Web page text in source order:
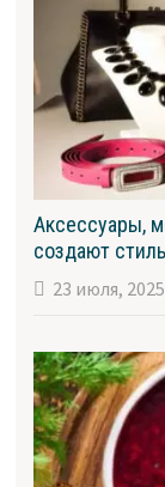
Аксессуары,
создают стиль
23 июля, 2025